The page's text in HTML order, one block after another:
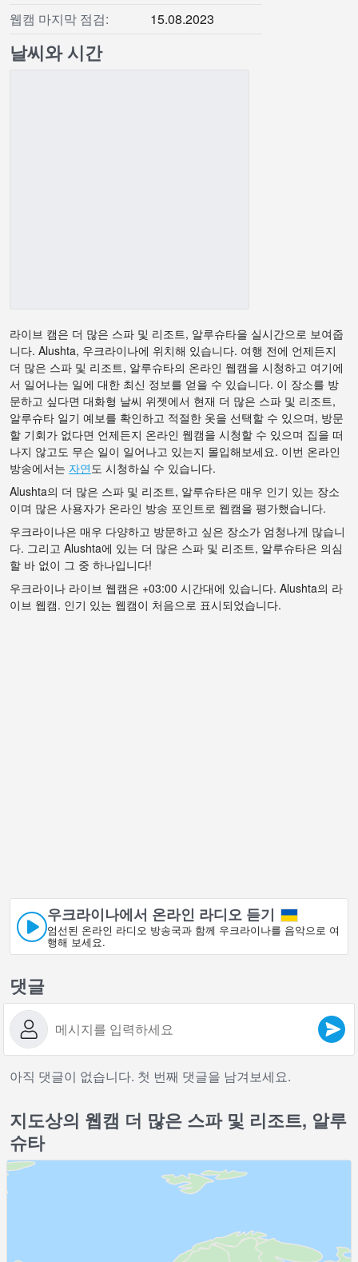
웹캠 마지막 점검:
15.08.2023
날씨와 시간
라이브 캠은 더 많은 스파 및 리조트, 알루슈타을 실시간으로 보여줍
니다. Alushta, 우크라이나에 위치해 있습니다. 여행 전에 언제든지
더 많은 스파 및 리조트, 알루슈타의 온라인 웹캠을 시청하고 여기에
서 일어나는 일에 대한 최신 정보를 얻을 수 있습니다. 이 장소를 방
문하고 싶다면 대화형 날씨 위젯에서 현재 더 많은 스파 및 리조트,
알루슈타 일기 예보를 확인하고 적절한 옷을 선택할 수 있으며, 방문
할 기회가 없다면 언제든지 온라인 웹캠을 시청할 수 있으며 집을 떠
나지 않고도 무슨 일이 일어나고 있는지 몰입해보세요. 이번 온라인
방송에서는 자연도 시청하실 수 있습니다.
Alushta의 더 많은 스파 및 리조트, 알루슈타은 매우 인기 있는 장소
이며 많은 사용자가 온라인 방송 포인트로 웹캠을 평가했습니다.
우크라이나은 매우 다양하고 방문하고 싶은 장소가 엄청나게 많습니
다. 그리고 Alushta에 있는 더 많은 스파 및 리조트, 알루슈타은 의심
할 바 없이 그 중 하나입니다!
우크라이나 라이브 웹캠은 +03:00 시간대에 있습니다. Alushta의 라
이브 웹캠. 인기 있는 웹캠이 처음으로 표시되었습니다.
우크라이나에서 온라인 라디오 듣기
엄선된 온라인 라디오 방송국과 함께 우크라이나를 음악으로 여
행해 보세요.
댓글
아직 댓글이 없습니다. 첫 번째 댓글을 남겨보세요.
지도상의 웹캠 더 많은 스파 및 리조트, 알루
슈타